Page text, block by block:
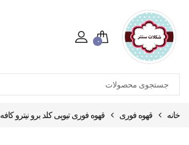
۰
خانه قهوه فوری قهوه فوری تیوپی کلد برو نیترو کافه ۱۶ گرمی